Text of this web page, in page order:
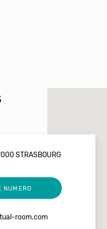
STRASBOURG
NUMERO
room.com